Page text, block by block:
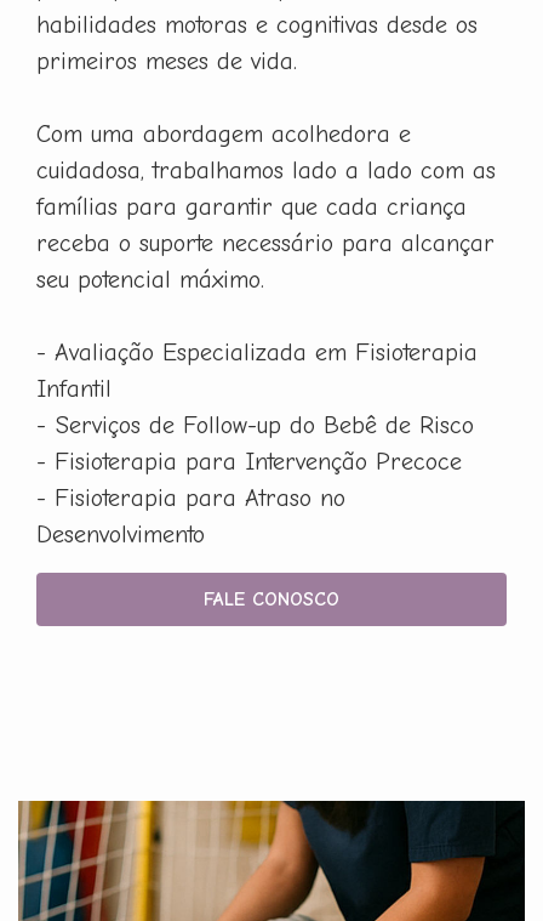
habilidades motoras e cognitivas desde os
primeiros meses de vida.
Com uma abordagem acolhedora e
cuidadosa, trabalhamos lado a lado com as
famílias para garantir que cada criança
receba o suporte necessário para alcançar
seu potencial máximo.
- Avaliação Especializada em Fisioterapia
Infantil
- Serviços de Follow-up do Bebê de Risco
- Fisioterapia para Intervenção Precoce
- Fisioterapia para Atraso no
Desenvolvimento
FALE CONOSCO